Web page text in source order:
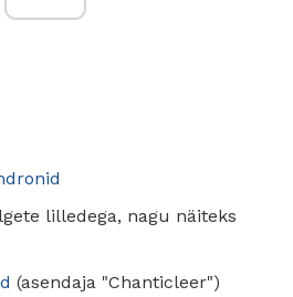
lilledega, nagu näiteks
(asendaja "Chanticleer")